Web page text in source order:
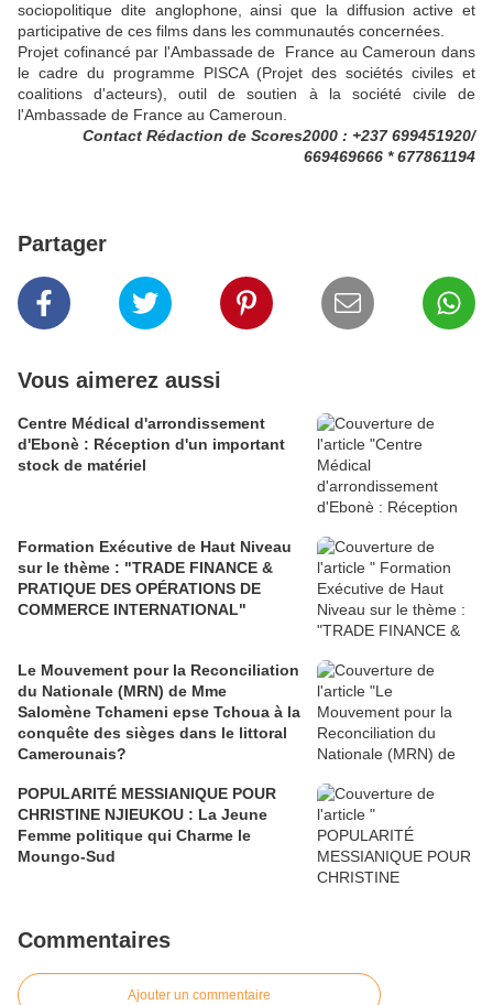
sociopolitique dite anglophone, ainsi que la diffusion active et
participative de ces films dans les communautés concernées.
Projet cofinancé par l'Ambassade de France au Cameroun dans
le cadre du programme PISCA (Projet des sociétés civiles et
coalitions d'acteurs), outil de soutien à la société civile de
l'Ambassade de France au Cameroun.
Contact Rédaction de Scores2000 : +237 699451920/
669469666 * 677861194
Partager
Vous aimerez aussi
Centre Médical d'arrondissement
d'Ebonè : Réception d'un important
stock de matériel
Formation Exécutive de Haut Niveau
sur le thème : "TRADE FINANCE &
PRATIQUE DES OPÉRATIONS DE
COMMERCE INTERNATIONAL"
Le Mouvement pour la Reconciliation
du Nationale (MRN) de Mme
Salomène Tchameni epse Tchoua à la
conquête des sièges dans le littoral
Camerounais?
POPULARITÉ MESSIANIQUE POUR
CHRISTINE NJIEUKOU : La Jeune
Femme politique qui Charme le
Moungo-Sud
Commentaires
Ajouter un commentaire